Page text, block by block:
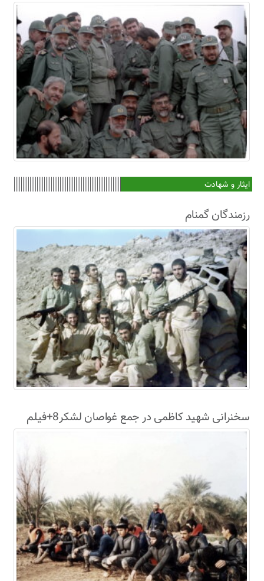
ایثار و شهادت
رزمندگان گمنام
سخنرانی شهید کاظمی در جمع غواصان لشکر8+فیلم